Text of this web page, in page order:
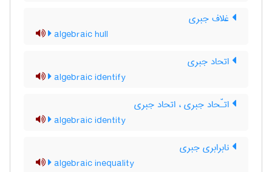
غلاف جبری
algebraic hull
اتحاد جبری
algebraic identify
اتـّحاد جبری ، اتحاد جبری
algebraic identity
نابرابری جبری
algebraic inequality